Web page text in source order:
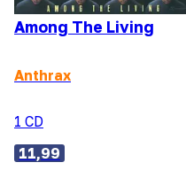
Among The Living
Anthrax
1 CD
11,99